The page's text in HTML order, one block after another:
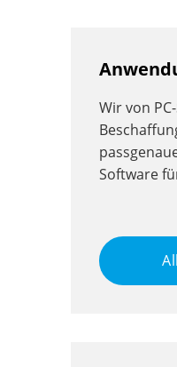
Wir von
Software